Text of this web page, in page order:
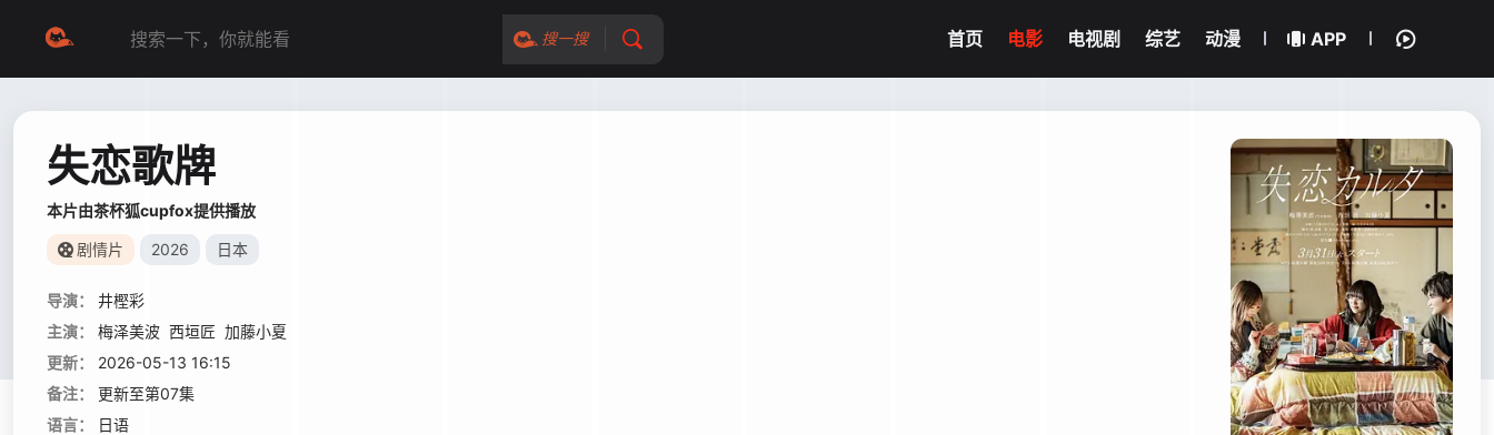
搜一搜 首页 电影 电视剧 综艺 动漫 APP
失恋歌牌
本片由茶杯狐cupfox提供播放
剧情片 2026 日本
导演：
井樫彩
主演：
梅泽美波 西垣匠 加藤小夏
更新：
2026-05-13 16:15
备注：
更新至第07集
语言：
日语